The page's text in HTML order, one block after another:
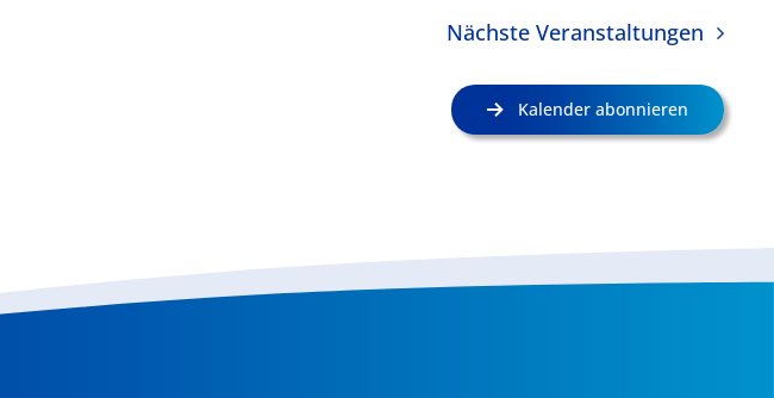
NächsteVeranstaltungen
Kalender abonnieren